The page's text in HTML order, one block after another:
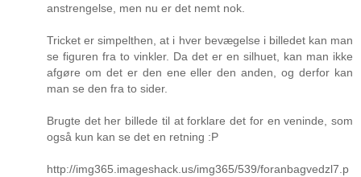
anstrengelse, men nu er det nemt nok.
Tricket er simpelthen, at i hver bevægelse i billedet kan man
se figuren fra to vinkler. Da det er en silhuet, kan man ikke
afgøre om det er den ene eller den anden, og derfor kan
man se den fra to sider.
Brugte det her billede til at forklare det for en veninde, som
også kun kan se det en retning :P
http://img365.imageshack.us/img365/539/foranbagvedzl7.p